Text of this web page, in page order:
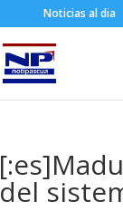
Noticias al dia
del